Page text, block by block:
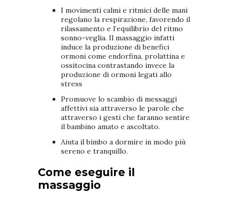
I movimenti calmi e ritmici delle mani
regolano la respirazione, favorendo il
rilassamento e l’equilibrio del ritmo
sonno-veglia. Il massaggio infatti
induce la produzione di benefici
ormoni come endorfina, prolattina e
ossitocina contrastando invece la
produzione di ormoni legati allo
stress
Promuove lo scambio di messaggi
affettivi sia attraverso le parole che
attraverso i gesti che faranno sentire
il bambino amato e ascoltato.
Aiuta il bimbo a dormire in modo più
sereno e tranquillo.
Come eseguire il
massaggio